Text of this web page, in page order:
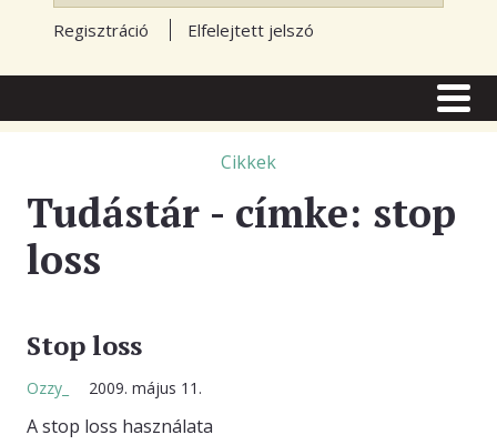
Regisztráció Elfelejtett jelszó
TŐZSDE FÓRUM
TUDÁSTÁR
BLOGOK
ELŐFIZETÉS
KAPCSOLAT
Cikkek
Tudástár - címke: stop
loss
Stop loss
Ozzy_ 2009. május 11.
A stop loss használata